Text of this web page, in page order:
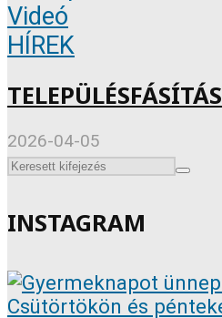
Videó
HÍREK
TELEPÜLÉSFÁSÍTÁS
2026-04-05
INSTAGRAM